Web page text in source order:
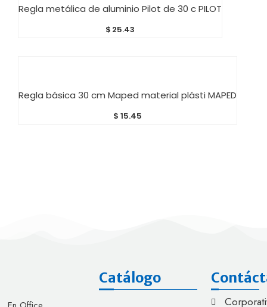
Regla metálica de aluminio Pilot de 30 c PILOT
$ 25.43
Regla básica 30 cm Maped material plásti MAPED
$ 15.45
Catálogo